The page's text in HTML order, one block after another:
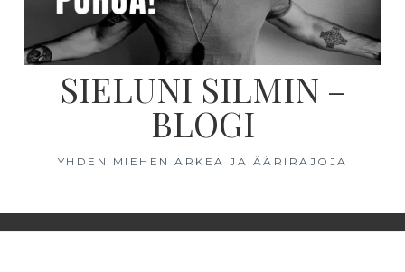
SIELUNI SILMIN –
BLOGI
YHDEN MIEHEN ARKEA JA ÄÄRIRAJOJA